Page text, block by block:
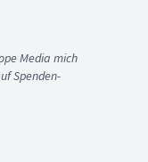
Media mich
Spenden-